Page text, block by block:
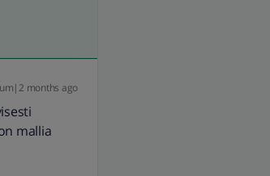
months ago
mallia